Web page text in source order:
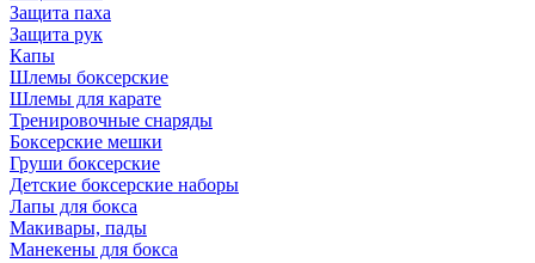
Защита паха
Защита рук
Капы
Шлемы боксерские
Шлемы для карате
Тренировочные снаряды
Боксерские мешки
Груши боксерские
Детские боксерские наборы
Лапы для бокса
Макивары, пады
Манекены для бокса